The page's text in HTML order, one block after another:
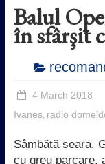
Balul
în sfârşit
4 March 2018
Ivanes, radio
Sâmbătă seara.
cu greu parcare,